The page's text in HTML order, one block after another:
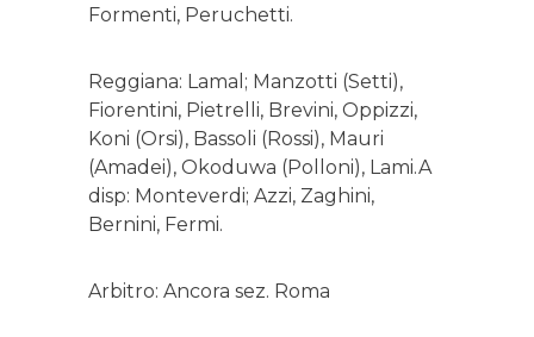
Formenti, Peruchetti.
Reggiana: Lamal; Manzotti (Setti),
Fiorentini, Pietrelli, Brevini, Oppizzi,
Koni (Orsi), Bassoli (Rossi), Mauri
(Amadei), Okoduwa (Polloni), Lami.A
disp: Monteverdi; Azzi, Zaghini,
Bernini, Fermi.
Arbitro: Ancora sez. Roma